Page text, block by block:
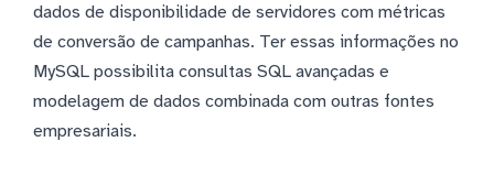
dados de disponibilidade de servidores com métricas
de conversão de campanhas. Ter essas informações no
MySQL possibilita consultas SQL avançadas e
modelagem de dados combinada com outras fontes
empresariais.